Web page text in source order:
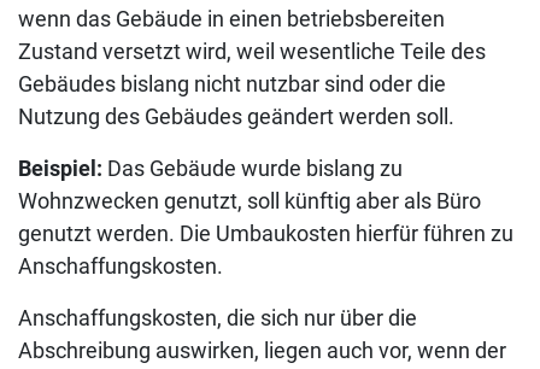
wenn das Gebäude in einen betriebsbereiten
Zustand versetzt wird, weil wesentliche Teile des
Gebäudes bislang nicht nutzbar sind oder die
Nutzung des Gebäudes geändert werden soll.
Beispiel: Das Gebäude wurde bislang zu
Wohnzwecken genutzt, soll künftig aber als Büro
genutzt werden. Die Umbaukosten hierfür führen zu
Anschaffungskosten.
Anschaffungskosten, die sich nur über die
Abschreibung auswirken, liegen auch vor, wenn der